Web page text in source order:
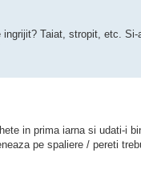
Taiat, stropit, etc. Si-
in prima iarna si udati-i
pe spaliere / pereti